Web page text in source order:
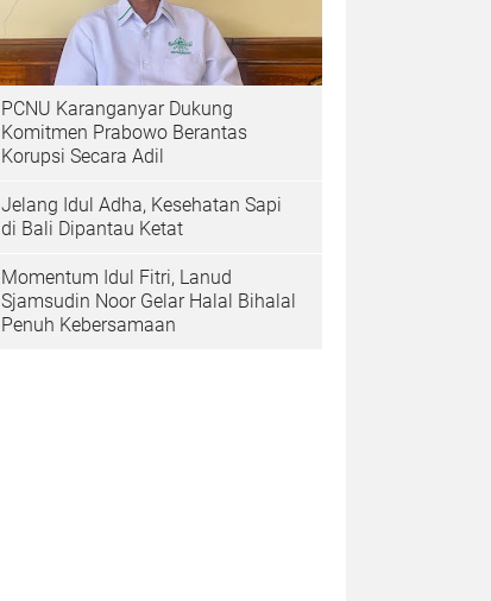
PCNU Karanganyar Dukung
Komitmen Prabowo Berantas
Korupsi Secara Adil
Jelang Idul Adha, Kesehatan Sapi
di Bali Dipantau Ketat
Momentum Idul Fitri, Lanud
Sjamsudin Noor Gelar Halal Bihalal
Penuh Kebersamaan